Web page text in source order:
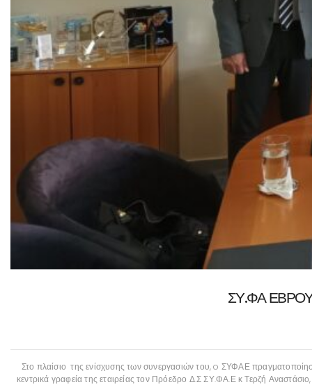
ΣΥ.ΦΑ ΕΒΡΟΥ-
Στο πλαίσιο της ενίσχυσης των συνεργασιών του, o ΣΥΦΑΕ
κεντρικά γραφεία της εταιρείας τον Πρόεδρο Δ.Σ ΣΥ.ΦΑ.Ε κ Τερζή